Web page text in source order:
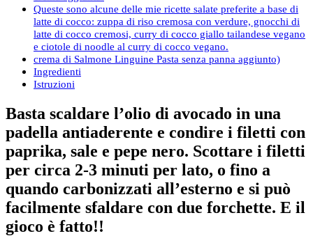
Queste sono alcune delle mie ricette salate preferite a base di
latte di cocco: zuppa di riso cremosa con verdure, gnocchi di
latte di cocco cremosi, curry di cocco giallo tailandese vegano
e ciotole di noodle al curry di cocco vegano.
crema di Salmone Linguine Pasta senza panna aggiunto)
Ingredienti
Istruzioni
Basta scaldare l’olio di avocado in una
padella antiaderente e condire i filetti con
paprika, sale e pepe nero. Scottare i filetti
per circa 2-3 minuti per lato, o fino a
quando carbonizzati all’esterno e si può
facilmente sfaldare con due forchette. E il
gioco è fatto!!